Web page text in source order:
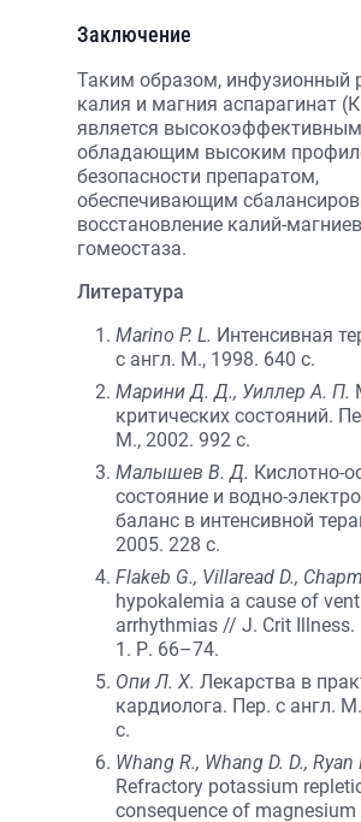
Заключение
Таким образом, инфузионный
калия и магния аспарагинат
является
обладающим высоким
безопасности препаратом,
обеспечивающим
восстановление калий-
гомеостаза.
Литература
Marino P. L. Интенсивная
с англ. М., 1998. 640 с.
Марини Д. Д., Уиллер А. П.
критических состояний.
М., 2002. 992 с.
Малышев В. Д. Кислотно-
состояние и водно-
баланс в интенсивной
2005. 228 с.
Flakeb G., Villaread D.,
hypokalemia a cause of
arrhythmias // J. Crit Illness.
1. Р. 66–74.
Опи Л. Х. Лекарства в
кардиолога. Пер. с англ.
с.
Whang R., Whang D. D., Ryan
Refractory potassium
consequence of